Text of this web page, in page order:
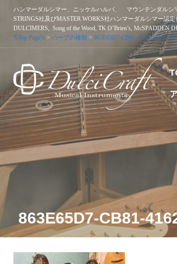
content
ハンマーダルシマー、ニッケルハルパ、 マウンテンダルシ
STRINGS社及びMASTER WORKS社ハンマーダルシマー
DULCIMERS, Song of the Wood, TK O’Brien’s, McSPADDEN
%Top Page%> ハープの種類> 863E65D7-CB81-4162-97A3-
ハンマーダルシマー、ニッケルハルパ、 マ
者・正規販売代理店 SONGBIRD
863E65D7-CB81-